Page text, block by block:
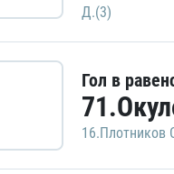
Д.(3)
Гол в
16.Плотников